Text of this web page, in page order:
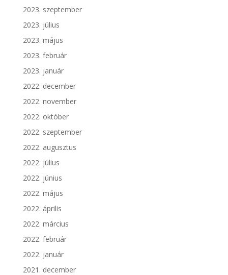
2023. szeptember
2023. július
2023. május
2023. február
2023. január
2022. december
2022. november
2022. október
2022. szeptember
2022. augusztus
2022. július
2022. június
2022. május
2022. április
2022. március
2022. február
2022. január
2021. december